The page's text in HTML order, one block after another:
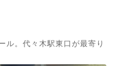
ル。代々木駅東口が最寄り